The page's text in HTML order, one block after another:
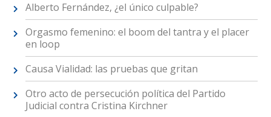
Alberto Fernández, ¿el único culpable?
Orgasmo femenino: el boom del tantra y el placer
en loop
Causa Vialidad: las pruebas que gritan
Otro acto de persecución política del Partido
Judicial contra Cristina Kirchner